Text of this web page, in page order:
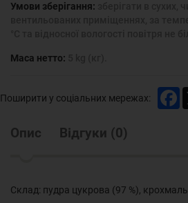
Умови зберігання:
Маса нетто:
Поширити у соціальних мережах:
Опис Відгуки (0)
Склад: пудра цукрова (97 %),